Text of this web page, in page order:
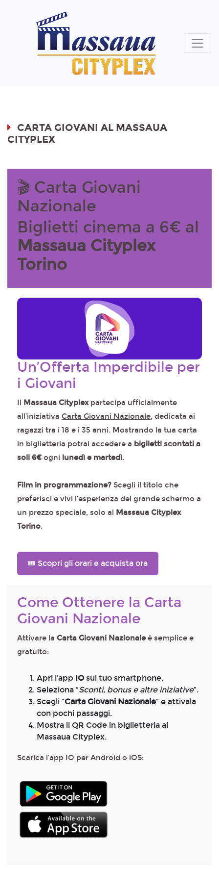
CARTA GIOVANI AL MASSAUA
CITYPLEX
🎬 Carta Giovani
Nazionale
Biglietti cinema a 6€ al
Massaua Cityplex
Torino
Un’Offerta Imperdibile per
i Giovani
Il Massaua Cityplexpartecipa ufficialmente
all’iniziativa Carta Giovani Nazionale, dedicata ai
ragazzi tra i 18 e i 35 anni. Mostrando la tua carta
in biglietteria potrai accedere a biglietti scontati a
soli 6€ogni lunedì e martedì.
Film in programmazione? Scegli il titolo che
preferisci e vivi l’esperienza del grande schermo a
un prezzo speciale, solo al Massaua Cityplex
Torino.
🎟️ Scopri gli orari e acquista ora
Come Ottenere la Carta
Giovani Nazionale
Attivare la Carta Giovani Nazionaleè semplice e
gratuito:
Apri l’app IOsul tuo smartphone.
Seleziona “Sconti, bonus e altre iniziative”.
Scegli “Carta Giovani Nazionale” e attivala
con pochi passaggi.
Mostra il QR Code in biglietteria al
Massaua Cityplex.
Scarica l’app IO per Android o iOS: